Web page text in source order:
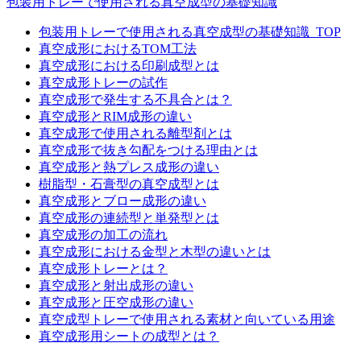
包装用トレーで使用される真空成型の基礎知識_TOP
真空成形におけるTOM工法
真空成形における印刷成型とは
真空成形トレーの試作
真空成形で発生する不具合とは？
真空成形とRIM成形の違い
真空成形で使用される離型剤とは
真空成形で抜き勾配をつける理由とは
真空成形と熱プレス成形の違い
樹脂型・石膏型の真空成型とは
真空成形とブロー成形の違い
真空成形の連続型と単発型とは
真空成形の加工の流れ
真空成形における金型と木型の違いとは
真空成形トレーとは？
真空成形と射出成形の違い
真空成形と圧空成形の違い
真空成型トレーで使用される素材と向いている用途
真空成形用シートの成型とは？